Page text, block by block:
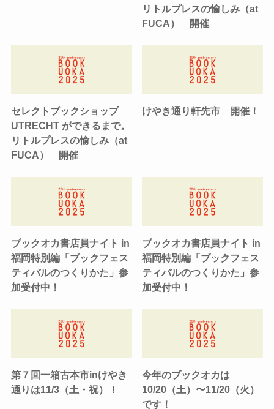
リトルプレスの愉しみ（at
FUCA） 開催
セレクトブックショップ
UTRECHT ができるまで。
リトルプレスの愉しみ（at
FUCA） 開催
けやき通り軒先市 開催！
ブックオカ書店員ナイト in
福岡特別編「ブックフェス
ティバルのつくりかた」参
加受付中！
ブックオカ書店員ナイト in
福岡特別編「ブックフェス
ティバルのつくりかた」参
加受付中！
第７回一箱古本市inけやき
通りは11/3（土・祝）！
今年のブックオカは
10/20（土）〜11/20（火）
です！